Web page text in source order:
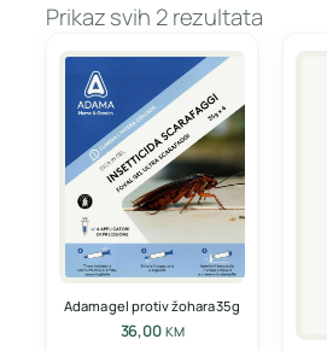
Prikaz svih 2 rezultata
Adama gel protiv žohara 35g
36,00 KM